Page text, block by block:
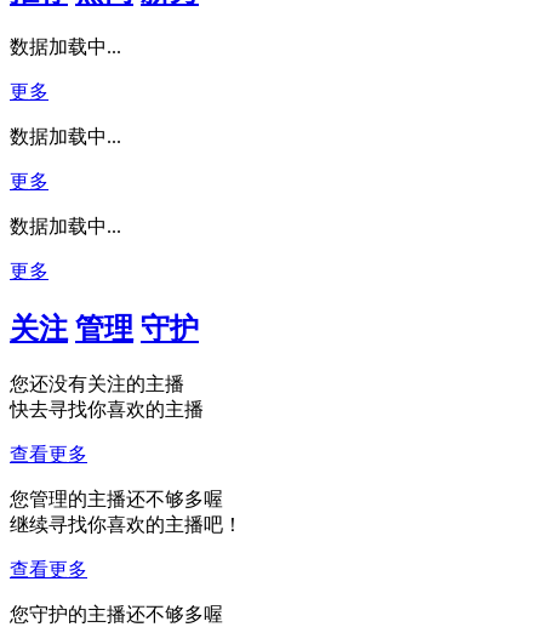
数据加载中...
更多
数据加载中...
更多
数据加载中...
更多
关注 管理 守护
您还没有关注的主播
快去寻找你喜欢的主播
查看更多
您管理的主播还不够多喔
继续寻找你喜欢的主播吧！
查看更多
您守护的主播还不够多喔